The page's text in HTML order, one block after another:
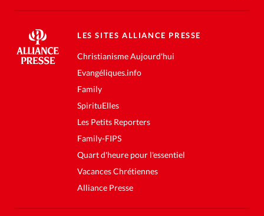
LES SITES ALLIANCE PRESSE
Christianisme Aujourd'hui
Evangéliques.info
Family
SpirituElles
Les Petits Reporters
Family-FIPS
Quart d'heure pour l'essentiel
Vacances Chrétiennes
Alliance Presse